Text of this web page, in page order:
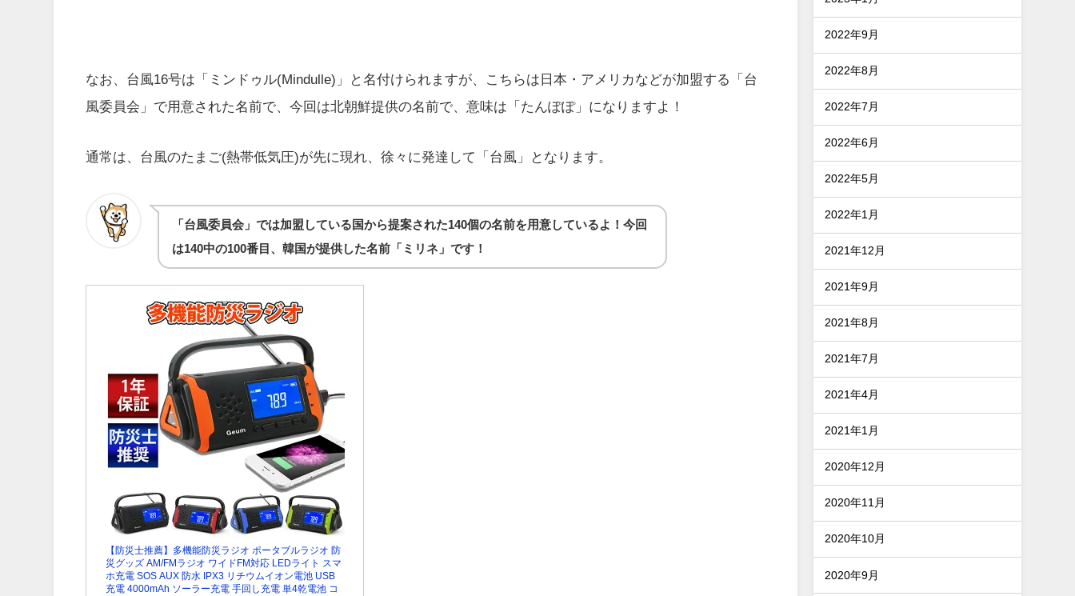
なお、台風16号は「ミンドゥル(Mindulle)」と名付けられますが、こちらは日本・アメリカなどが加盟する「台
風委員会」で用意された名前で、今回は北朝鮮提供の名前で、意味は「たんぽぽ」になりますよ！
通常は、台風のたまご(熱帯低気圧)が先に現れ、徐々に発達して「台風」となります。
「台風委員会」では加盟している国から提案された140個の名前を用意しているよ！今回
は140中の100番目、韓国が提供した名前「ミリネ」です！
【防災士推薦】多機能防災ラジオ ポータブルラジオ 防
災グッズ AM/FMラジオ ワイドFM対応 LEDライト スマ
ホ充電 SOS AUX 防水 IPX3 リチウムイオン電池 USB
充電 4000mAh ソーラー充電 手回し充電 単4乾電池 コ
2022年9月
2022年8月
2022年7月
2022年6月
2022年5月
2022年1月
2021年12月
2021年9月
2021年8月
2021年7月
2021年4月
2021年1月
2020年12月
2020年11月
2020年10月
2020年9月